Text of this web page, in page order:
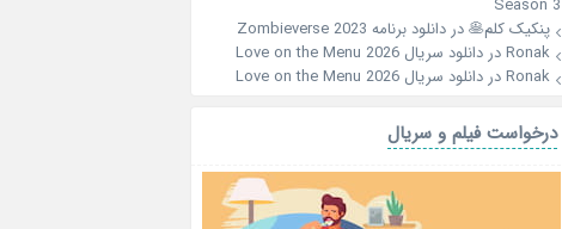
Season 3
پنکیک کلم🥞دردانلود برنامه Zombieverse 2023
Ronakدردانلود سریال Love on the Menu 2026
Ronakدردانلود سریال Love on the Menu 2026
درخواست فیلم و سریال